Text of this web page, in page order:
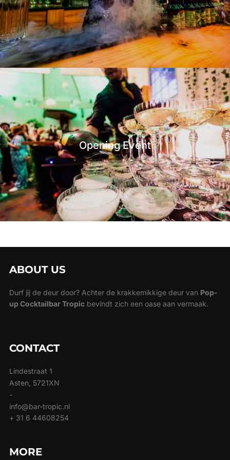
Opening Event
ABOUT US
Durf jij de deur door? Achter de krakkemikkige deur van Pop-
up Cocktailbar Tropicbevindt zich een oase aan vermaak.
CONTACT
Lindestraat 1
Asten, 5721XN
-
info@bar-tropic.nl
+ 31 6 44608254
MORE